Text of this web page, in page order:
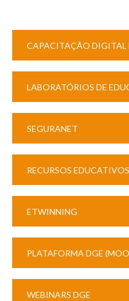
CAPACITAÇÃO DIGITAL
LABORATÓRIOS DE
SEGURANET
RECURSOS
ETWINNING
PLATAFORMA DGE
WEBINARS DGE